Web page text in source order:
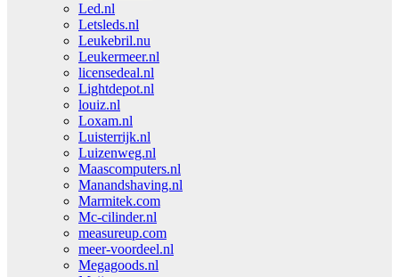
Led.nl
Letsleds.nl
Leukebril.nu
Leukermeer.nl
licensedeal.nl
Lightdepot.nl
louiz.nl
Loxam.nl
Luisterrijk.nl
Luizenweg.nl
Maascomputers.nl
Manandshaving.nl
Marmitek.com
Mc-cilinder.nl
measureup.com
meer-voordeel.nl
Megagoods.nl